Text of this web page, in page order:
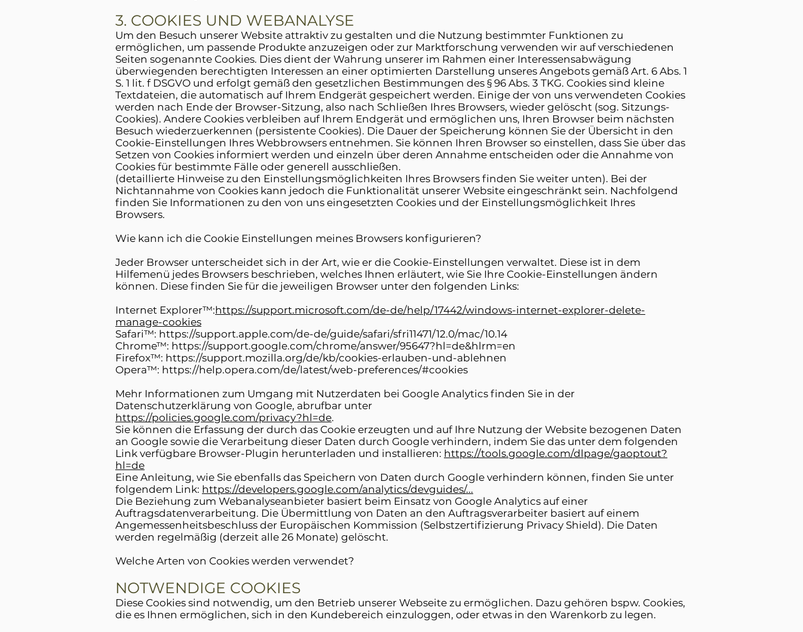
3. COOKIES UND WEBANALYSE
Um den Besuch unserer Website attraktiv zu gestalten und die Nutzung bestimmter Funktionen zu
ermöglichen, um passende Produkte anzuzeigen oder zur Marktforschung verwenden wir auf verschiedenen
Seiten sogenannte Cookies. Dies dient der Wahrung unserer im Rahmen einer Interessensabwägung
überwiegenden berechtigten Interessen an einer optimierten Darstellung unseres Angebots gemäß Art. 6 Abs. 1
S. 1 lit. f DSGVO und erfolgt gemäß den gesetzlichen Bestimmungen des § 96 Abs. 3 TKG. Cookies sind kleine
Textdateien, die automatisch auf Ihrem Endgerät gespeichert werden. Einige der von uns verwendeten Cookies
werden nach Ende der Browser-Sitzung, also nach Schließen Ihres Browsers, wieder gelöscht (sog. Sitzungs-
Cookies). Andere Cookies verbleiben auf Ihrem Endgerät und ermöglichen uns, Ihren Browser beim nächsten
Besuch wiederzuerkennen (persistente Cookies). Die Dauer der Speicherung können Sie der Übersicht in den
Cookie-Einstellungen Ihres Webbrowsers entnehmen. Sie können Ihren Browser so einstellen, dass Sie über das
Setzen von Cookies informiert werden und einzeln über deren Annahme entscheiden oder die Annahme von
Cookies für bestimmte Fälle oder generell ausschließen.
(detaillierte Hinweise zu den Einstellungsmöglichkeiten Ihres Browsers finden Sie weiter unten). Bei der
Nichtannahme von Cookies kann jedoch die Funktionalität unserer Website eingeschränkt sein. Nachfolgend
finden Sie Informationen zu den von uns eingesetzten Cookies und der Einstellungsmöglichkeit Ihres
Browsers.
Wie kann ich die Cookie Einstellungen meines Browsers konfigurieren?
Jeder Browser unterscheidet sich in der Art, wie er die Cookie-Einstellungen verwaltet. Diese ist in dem
Hilfemenü jedes Browsers beschrieben, welches Ihnen erläutert, wie Sie Ihre Cookie-Einstellungen ändern
können. Diese finden Sie für die jeweiligen Browser unter den folgenden Links:
Internet Explorer™:https://support.microsoft.com/de-de/help/17442/windows-internet-explorer-delete-
manage-cookies
Safari™: https://support.apple.com/de-de/guide/safari/sfri11471/12.0/mac/10.14
Chrome™: https://support.google.com/chrome/answer/95647?hl=de&hlrm=en
Firefox™: https://support.mozilla.org/de/kb/cookies-erlauben-und-ablehnen
Opera™: https://help.opera.com/de/latest/web-preferences/#cookies
Mehr Informationen zum Umgang mit Nutzerdaten bei Google Analytics finden Sie in der
Datenschutzerklärung von Google, abrufbar unter
https://policies.google.com/privacy?hl=de.
Sie können die Erfassung der durch das Cookie erzeugten und auf Ihre Nutzung der Website bezogenen Daten
an Google sowie die Verarbeitung dieser Daten durch Google verhindern, indem Sie das unter dem folgenden
Link verfügbare Browser-Plugin herunterladen und installieren: https://tools.google.com/dlpage/gaoptout?
hl=de
Eine Anleitung, wie Sie ebenfalls das Speichern von Daten durch Google verhindern können, finden Sie unter
folgendem Link: https://developers.google.com/analytics/devguides/...
Die Beziehung zum Webanalyseanbieter basiert beim Einsatz von Google Analytics auf einer
Auftragsdatenverarbeitung. Die Übermittlung von Daten an den Auftragsverarbeiter basiert auf einem
Angemessenheitsbeschluss der Europäischen Kommission (Selbstzertifizierung Privacy Shield). Die Daten
werden regelmäßig (derzeit alle 26 Monate) gelöscht.
Welche Arten von Cookies werden verwendet?
NOTWENDIGE COOKIES
Diese Cookies sind notwendig, um den Betrieb unserer Webseite zu ermöglichen. Dazu gehören bspw. Cookies,
die es Ihnen ermöglichen, sich in den Kundebereich einzuloggen, oder etwas in den Warenkorb zu legen.